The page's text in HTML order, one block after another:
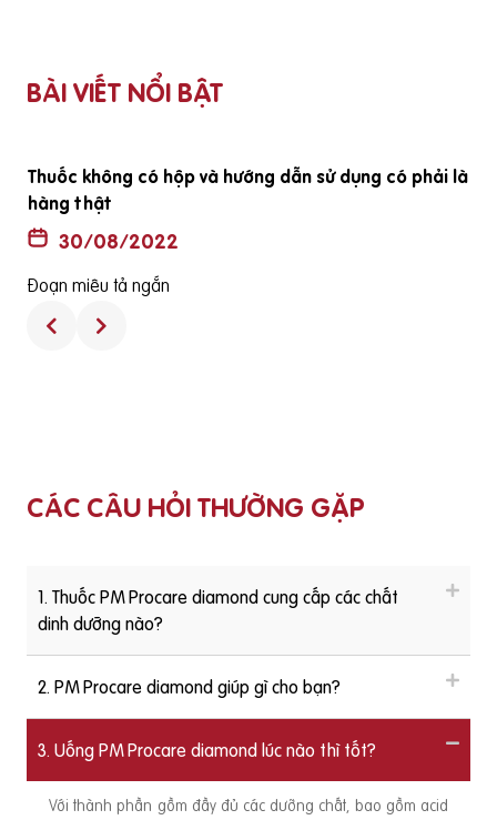
BÀI VIẾT NỔI BẬT
Thuốc không có hộp và hướng dẫn sử dụng có phải là
hàng thật
30/08/2022
Đoạn miêu tả ngắn
CÁC CÂU HỎI THƯỜNG GẶP
1. Thuốc PM Procare diamond cung cấp các chất
dinh dưỡng nào?
2. PM Procare diamond giúp gì cho bạn?
3. Uống PM Procare diamond lúc nào thì tốt?
Với thành phần gồm đầy đủ các dưỡng chất, bao gồm acid